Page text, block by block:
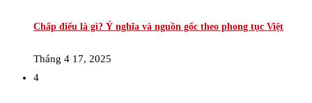
Chấp điếu là gì? Ý nghĩa và nguồn gốc theo phong tục Việt
Tháng 4 17, 2025
4